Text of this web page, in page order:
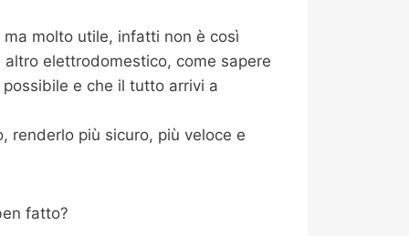
molto utile, infatti non è così
elettrodomestico, come sapere
e che il tutto arrivi a
renderlo più sicuro, più veloce e
fatto?